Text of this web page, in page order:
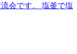
会です。 塩釜で塩